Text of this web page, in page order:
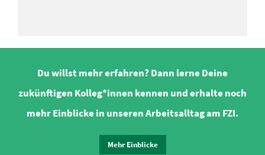
Du willst mehr erfahren? Dann lerne Deine
zukünftigen Kolleg*innen kennen und erhalte noch
mehr Einblicke in unseren Arbeitsalltag am FZI.
Mehr Einblicke